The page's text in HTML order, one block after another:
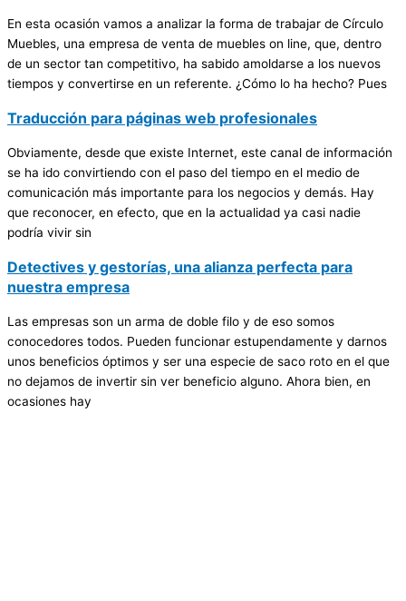
En esta ocasión vamos a analizar la forma de trabajar de Círculo
Muebles, una empresa de venta de muebles on line, que, dentro
de un sector tan competitivo, ha sabido amoldarse a los nuevos
tiempos y convertirse en un referente. ¿Cómo lo ha hecho? Pues
Traducción para páginas web profesionales
Obviamente, desde que existe Internet, este canal de información
se ha ido convirtiendo con el paso del tiempo en el medio de
comunicación más importante para los negocios y demás. Hay
que reconocer, en efecto, que en la actualidad ya casi nadie
podría vivir sin
Detectives y gestorías, una alianza perfecta para
nuestra empresa
Las empresas son un arma de doble filo y de eso somos
conocedores todos. Pueden funcionar estupendamente y darnos
unos beneficios óptimos y ser una especie de saco roto en el que
no dejamos de invertir sin ver beneficio alguno. Ahora bien, en
ocasiones hay